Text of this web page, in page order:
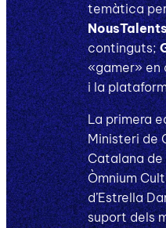
temàtica
continguts;
«gamer»
i la
La primera
Ministeri de
Catalana de
Òmnium
d’Estrella
suport dels